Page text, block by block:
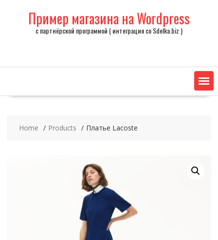
Пример магазина на Wordpress
с партнёрской программой ( интеграция со Sdelka.biz )
Home Products Платье Lacoste